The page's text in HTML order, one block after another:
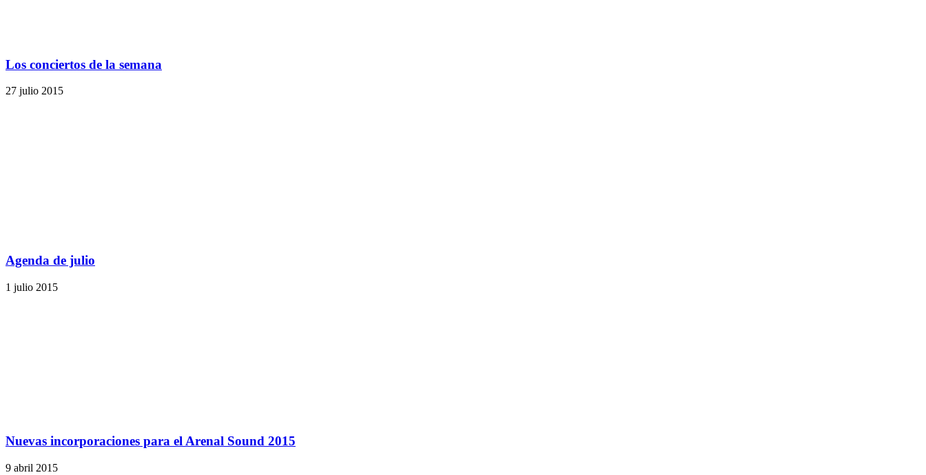
Los conciertos de la semana
27 julio 2015
Agenda de julio
1 julio 2015
Nuevas incorporaciones para el Arenal Sound 2015
9 abril 2015